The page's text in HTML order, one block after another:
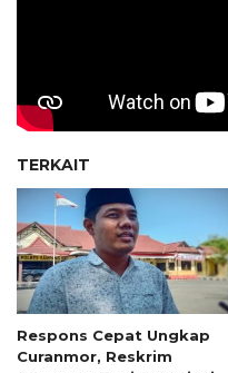
TERKAIT
Respons Cepat Ungkap
Curanmor, Reskrim